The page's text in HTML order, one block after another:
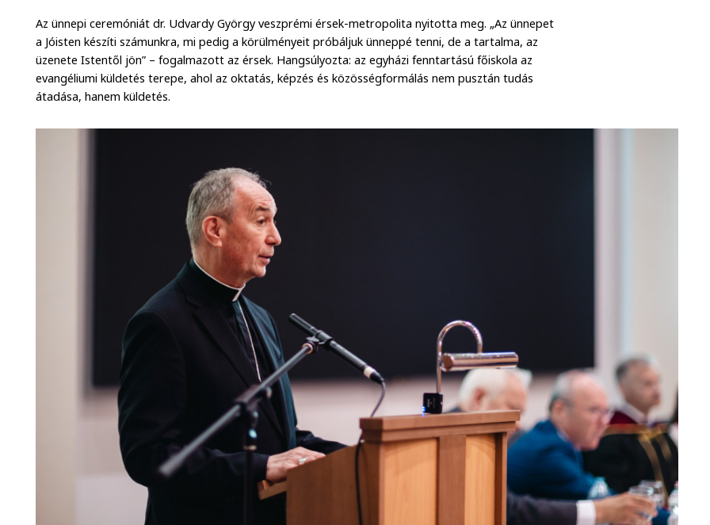
Az ünnepi ceremóniát dr. Udvardy György veszprémi érsek-metropolita nyitotta meg. „Az ünnepet
a Jóisten készíti számunkra, mi pedig a körülményeit próbáljuk ünneppé tenni, de a tartalma, az
üzenete Istentől jön” – fogalmazott az érsek. Hangsúlyozta: az egyházi fenntartású főiskola az
evangéliumi küldetés terepe, ahol az oktatás, képzés és közösségformálás nem pusztán tudás
átadása, hanem küldetés.